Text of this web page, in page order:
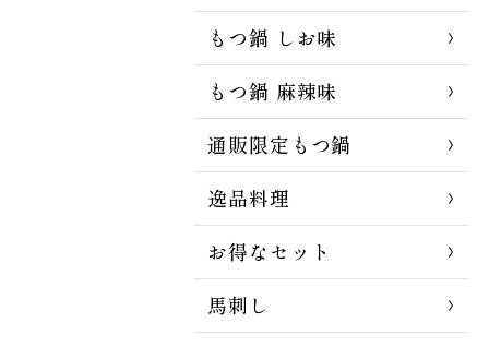
もつ鍋 しお味
もつ鍋 麻辣味
通販限定もつ鍋
逸品料理
お得なセット
馬刺し